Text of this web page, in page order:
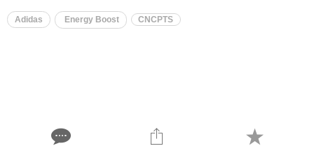
Adidas Energy Boost CNCPTS